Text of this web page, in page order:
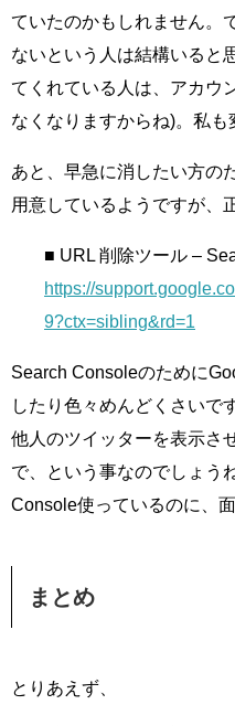
ていたのかもしれません。
ないという人は結構いると
てくれている人は、アカウ
なくなりますからね)。私も
あと、早急に消したい方の
用意しているようですが、
■ URL 削除ツール –
https://
9?ctx=sibling&rd=1
Search Consoleのために
したり色々めんどくさいで
他人のツイッターを表示さ
で、という事なのでしょう
Console使っているのに、
まとめ
とりあえず、